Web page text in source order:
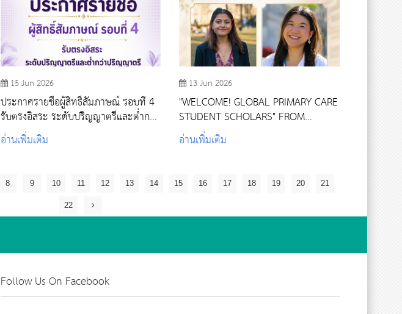
15 Jun 2026
ประกาศรายชื่อผู้สิทธิ์สัมภาษณ์ รอบที่ 4
รับตรงอิสระ ระดับปริญญาตรีและต่ำกว่า
ปริญญาตรี ปีการศึกษา 2569
อ่านเพิ่มเติม
13 Jun 2026
"WELCOME! GLOBAL PRIMARY CARE
STUDENT SCHOLARS" FROM
HARVARD MEDICAL SCHOOL
อ่านเพิ่มเติม
8 9 10 11 12 13 14 15 16 17 18 19 20 21
22
Follow Us On Facebook